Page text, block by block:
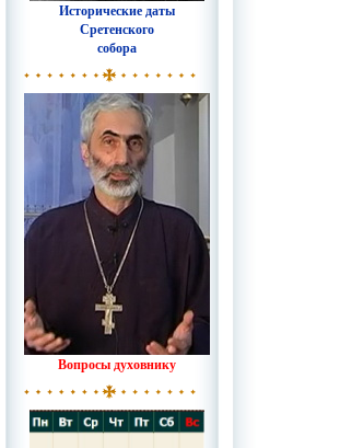
Исторические даты
Сретенского
собора
Вопросы духовнику